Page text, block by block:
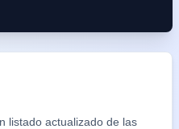
listado actualizado de las